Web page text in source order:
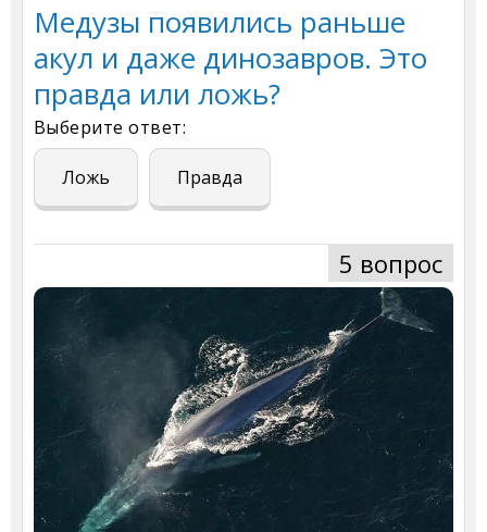
Медузы появились раньше
акул и даже динозавров. Это
правда или ложь?
Выберите ответ:
Ложь Правда
5 вопрос